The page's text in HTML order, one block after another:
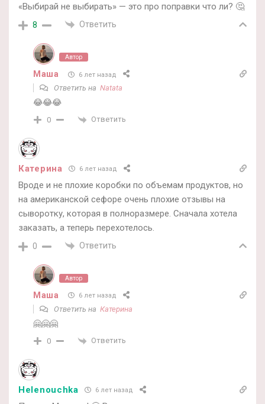
«Выбирай не выбирать» — это про поправки что ли? 🤔
8 Ответить
Автор
Маша 6 лет назад
Ответить на Natata
😂😂😂
0 Ответить
Катерина 6 лет назад
Вроде и не плохие коробки по объемам продуктов, но
на американской сефоре очень плохие отзывы на
сыворотку, которая в полноразмере. Сначала хотела
заказать, а теперь перехотелось.
0 Ответить
Автор
Маша 6 лет назад
Ответить на Катерина
🤗🤗🤗
0 Ответить
Helenouchka 6 лет назад